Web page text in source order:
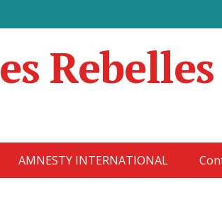
Rebelles
AMNESTY INTERNATIONAL